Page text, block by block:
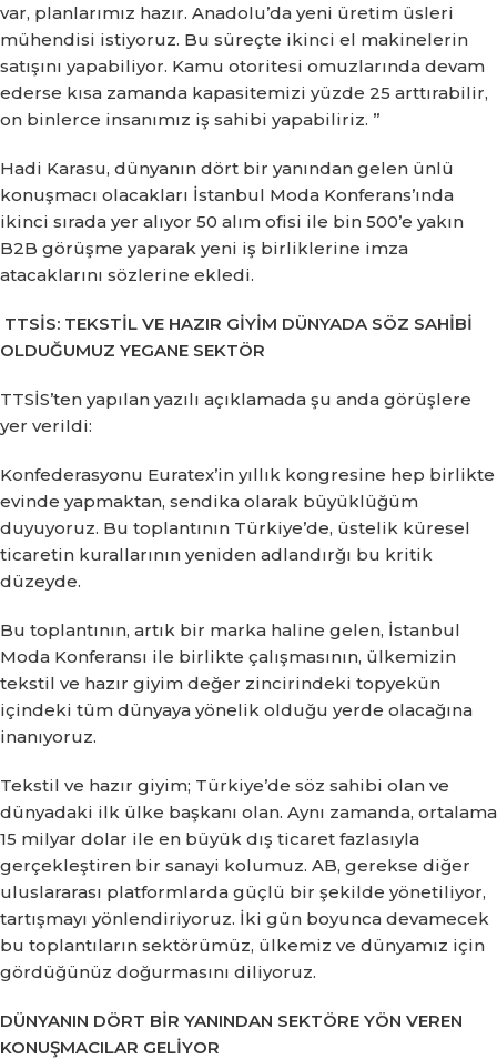
var, planlarımız hazır. Anadolu’da yeni üretim üsleri
mühendisi istiyoruz. Bu süreçte ikinci el makinelerin
satışını yapabiliyor. Kamu otoritesi omuzlarında devam
ederse kısa zamanda kapasitemizi yüzde 25 arttırabilir,
on binlerce insanımız iş sahibi yapabiliriz. ”
Hadi Karasu, dünyanın dört bir yanından gelen ünlü
konuşmacı olacakları İstanbul Moda Konferans’ında
ikinci sırada yer alıyor 50 alım ofisi ile bin 500’e yakın
B2B görüşme yaparak yeni iş birliklerine imza
atacaklarını sözlerine ekledi.
TTSİS: TEKSTİL VE HAZIR GİYİM DÜNYADA SÖZ SAHİBİ
OLDUĞUMUZ YEGANE SEKTÖR
TTSİS’ten yapılan yazılı açıklamada şu anda görüşlere
yer verildi:
Konfederasyonu Euratex’in yıllık kongresine hep birlikte
evinde yapmaktan, sendika olarak büyüklüğüm
duyuyoruz. Bu toplantının Türkiye’de, üstelik küresel
ticaretin kurallarının yeniden adlandırğı bu kritik
düzeyde.
Bu toplantının, artık bir marka haline gelen, İstanbul
Moda Konferansı ile birlikte çalışmasının, ülkemizin
tekstil ve hazır giyim değer zincirindeki topyekün
içindeki tüm dünyaya yönelik olduğu yerde olacağına
inanıyoruz.
Tekstil ve hazır giyim; Türkiye’de söz sahibi olan ve
dünyadaki ilk ülke başkanı olan. Aynı zamanda, ortalama
15 milyar dolar ile en büyük dış ticaret fazlasıyla
gerçekleştiren bir sanayi kolumuz. AB, gerekse diğer
uluslararası platformlarda güçlü bir şekilde yönetiliyor,
tartışmayı yönlendiriyoruz. İki gün boyunca devamecek
bu toplantıların sektörümüz, ülkemiz ve dünyamız için
gördüğünüz doğurmasını diliyoruz.
DÜNYANIN DÖRT BİR YANINDAN SEKTÖRE YÖN VEREN
KONUŞMACILAR GELİYOR